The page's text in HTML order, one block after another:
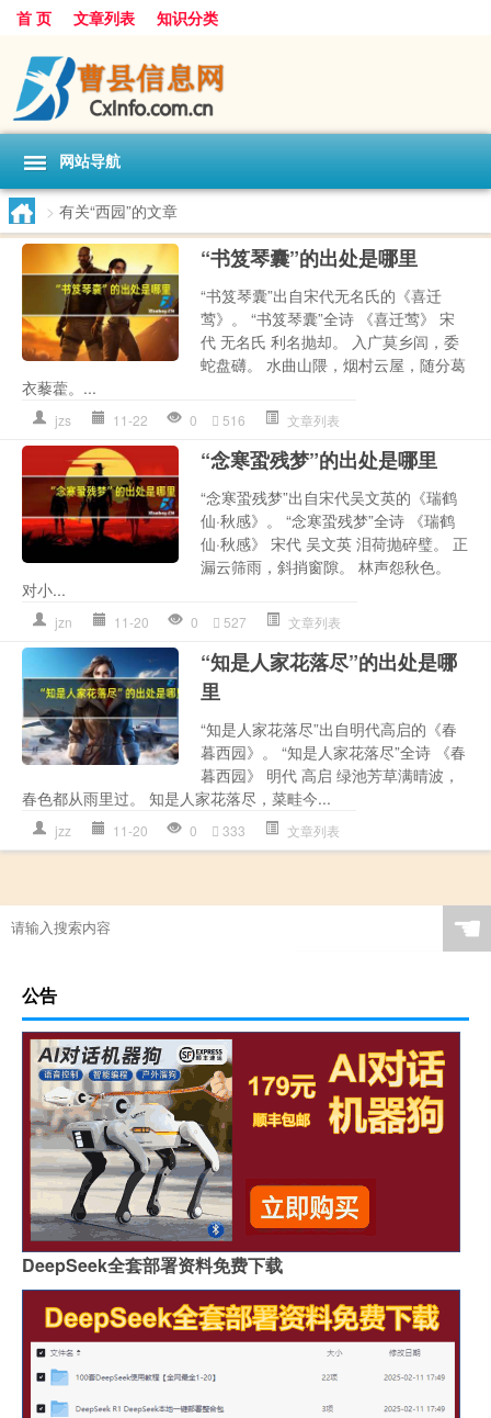
首 页 文章列表 知识分类
网站导航
> 有关“西园”的文章
“书笈琴囊”的出处是哪里
“书笈琴囊”出自宋代无名氏的《喜迁
莺》。 “书笈琴囊”全诗 《喜迁莺》 宋
代 无名氏 利名抛却。 入广莫乡闾，委
蛇盘礴。 水曲山隈，烟村云屋，随分葛
衣藜藿。...
jzs 11-22 0 516 文章列表
“念寒蛩残梦”的出处是哪里
“念寒蛩残梦”出自宋代吴文英的《瑞鹤
仙·秋感》。 “念寒蛩残梦”全诗 《瑞鹤
仙·秋感》 宋代 吴文英 泪荷抛碎璧。 正
漏云筛雨，斜捎窗隙。 林声怨秋色。
对小...
jzn 11-20 0 527 文章列表
“知是人家花落尽”的出处是哪
里
“知是人家花落尽”出自明代高启的《春
暮西园》。 “知是人家花落尽”全诗 《春
暮西园》 明代 高启 绿池芳草满晴波，
春色都从雨里过。 知是人家花落尽，菜畦今...
jzz 11-20 0 333 文章列表
☚
公告
DeepSeek全套部署资料免费下载